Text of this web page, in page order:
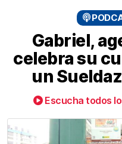
Gabriel,
celebra su
un
Escucha todos